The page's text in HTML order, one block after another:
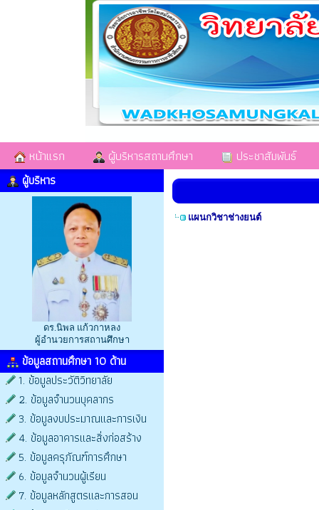
หน้าแรก ผู้บริหารสถานศึกษา ประชาสัมพันธ์
ผู้บริหาร
ดร.นิพล แก้วกาหลง
ผู้อำนวยการสถานศึกษา
ข้อมูลสถานศึกษา 10 ด้าน
1. ข้อมูลประวัติวิทยาลัย
2. ข้อมูลจำนวนบุคลากร
3. ข้อมูลงบประมาณและการเงิน
4. ข้อมูลอาคารและสิ่งก่อสร้าง
5. ข้อมูลครุภัณฑ์การศึกษา
6. ข้อมูลจำนวนผู้เรียน
7. ข้อมูลหลักสูตรและการสอน
แผนกวิชาช่างยนต์